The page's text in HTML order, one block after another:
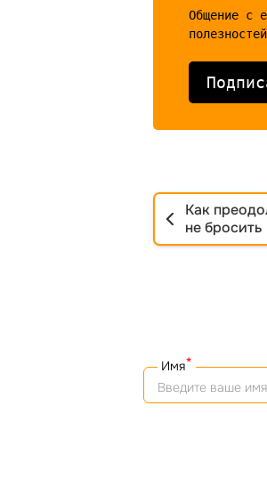
Общение с
Как
не бросить
Имя*